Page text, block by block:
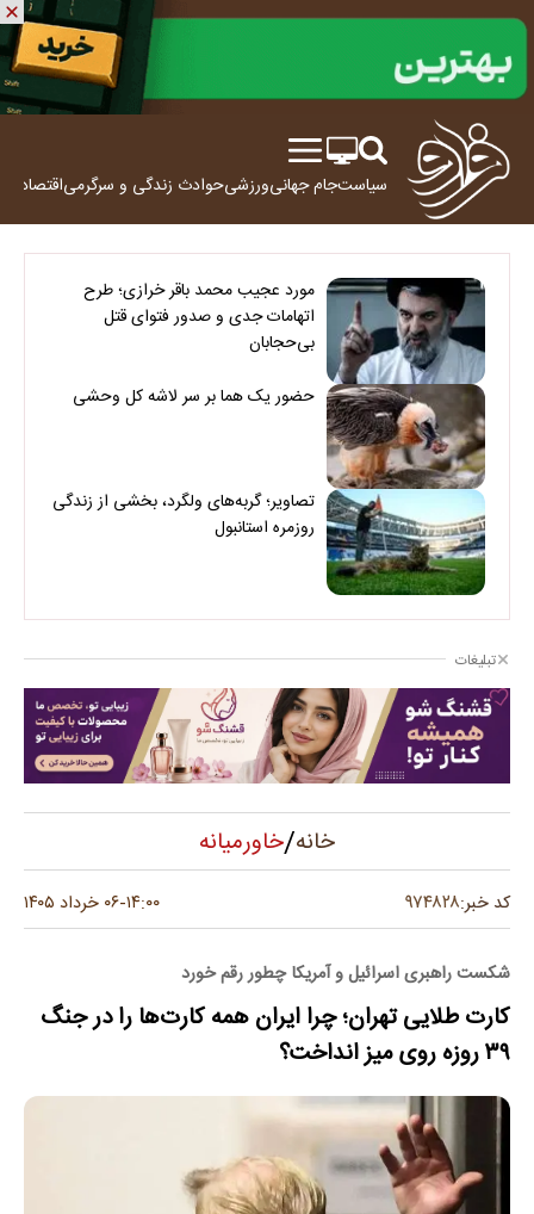
سیاستجام جهانیورزشیحوادث زندگی و سرگرمیاقتصاد
مورد عجیب محمد باقر خرازی؛ طرح
اتهامات جدی و صدور فتوای قتل
بی‌حجابان
حضور یک هما بر سر لاشه‌ کل وحشی
تصاویر؛ گربه‌های ولگرد، بخشی از زندگی
روزمره استانبول
تبلیغات
خانه/خاورمیانه
کد خبر:۹۷۴۸۲۸ ۱۴:۰۰-۰۶ خرداد ۱۴۰۵
شکست راهبری اسرائیل و آمریکا چطور رقم خورد
کارت طلایی تهران؛ چرا ایران همه کارت‌ها را در جنگ
۳۹ روزه روی میز انداخت؟